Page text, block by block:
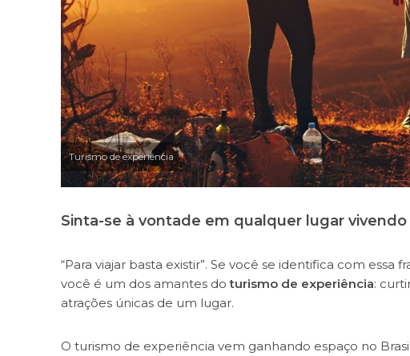
Turismo de experiência
Sinta-se à vontade em qualquer lugar vivendo
“Para viajar basta existir”. Se você se identifica com
você é um dos amantes doturismo de experiência:
atrações únicas de um lugar.
O turismo de experiência vem ganhando espaço no